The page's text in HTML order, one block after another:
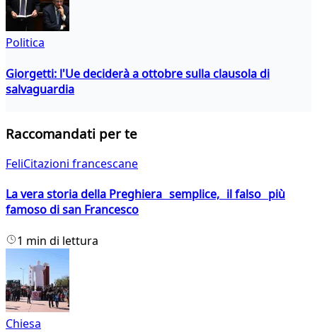
Politica
Giorgetti: l'Ue deciderà a ottobre sulla clausola di
salvaguardia
Raccomandati per te
FeliCitazioni francescane
La vera storia della Preghiera semplice, il falso più
famoso di san Francesco
1 min di lettura
Chiesa